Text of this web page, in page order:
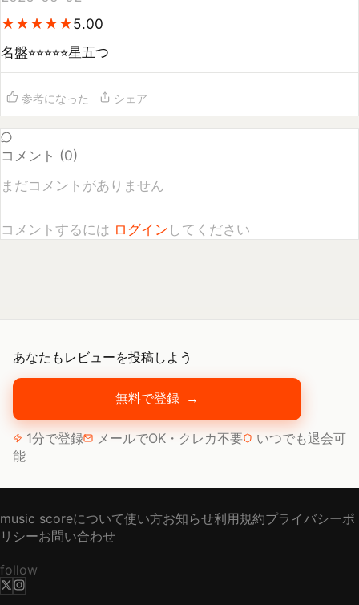
参考になった シェア
コメント (0
まだコメントがありません
コメントするにはログイン してください
あなたもレビューを投稿しよう
無料で登録 →
1分で登録 メールでOK・クレカ不要
いつでも退会可
能
music scoreについて使い方お知らせ利用規約プライバシーポ
リシーお問い合わせ
follow